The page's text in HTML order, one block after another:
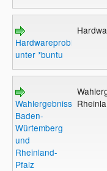
Hardwareprobleme
unter *buntu
Wahlergebnisse
Baden-
Würtemberg
und
Rheinland-
Pfalz